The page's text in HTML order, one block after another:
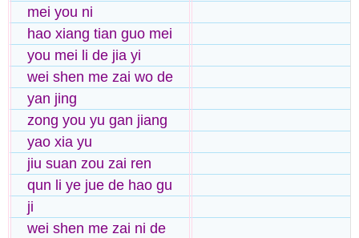
mei you ni
hao xiang tian guo mei
you mei li de jia yi
wei shen me zai wo de
yan jing
zong you yu gan jiang
yao xia yu
jiu suan zou zai ren
qun li ye jue de hao gu
ji
wei shen me zai ni de